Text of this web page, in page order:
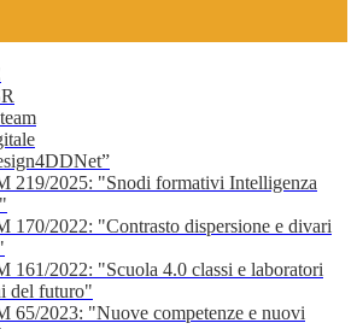
219/2025: "Snodi formativi Intelligenza
170/2022: "Contrasto dispersione e divari
161/2022: "Scuola 4.0 classi e laboratori
del futuro"
65/2023: "Nuove competenze e nuovi